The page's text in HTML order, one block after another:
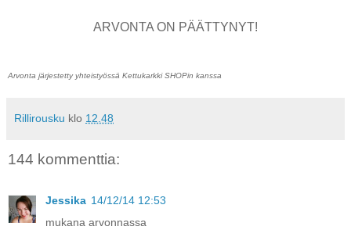
ARVONTA ON PÄÄTTYNYT!
Arvonta järjestetty yhteistyössä Kettukarkki SHOPin kanssa
Rillirousku klo 12.48
144 kommenttia:
Jessika 14/12/14 12:53
mukana arvonnassa